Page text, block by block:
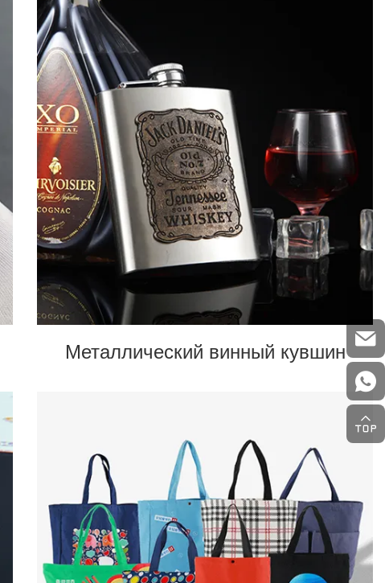
Металлический винный кувшин